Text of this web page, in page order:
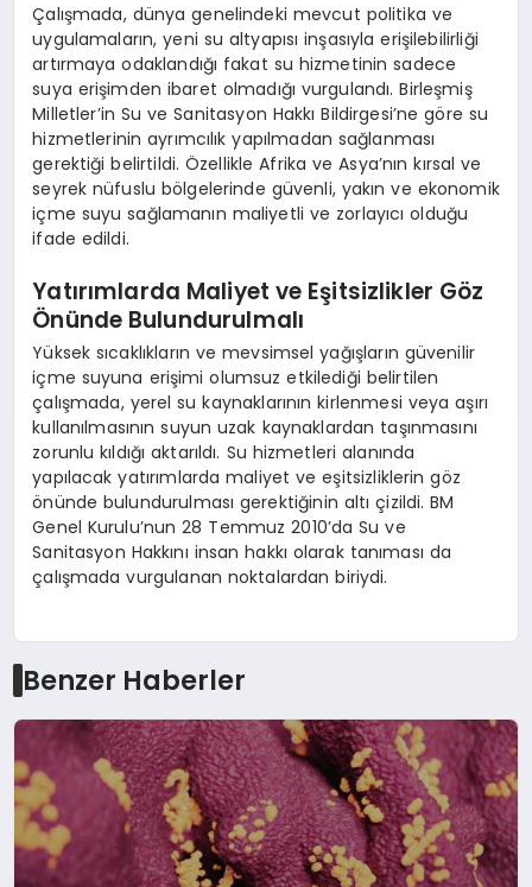
Çalışmada, dünya genelindeki mevcut politika ve
uygulamaların, yeni su altyapısı inşasıyla erişilebilirliği
artırmaya odaklandığı fakat su hizmetinin sadece
suya erişimden ibaret olmadığı vurgulandı. Birleşmiş
Milletler’in Su ve Sanitasyon Hakkı Bildirgesi’ne göre su
hizmetlerinin ayrımcılık yapılmadan sağlanması
gerektiği belirtildi. Özellikle Afrika ve Asya’nın kırsal ve
seyrek nüfuslu bölgelerinde güvenli, yakın ve ekonomik
içme suyu sağlamanın maliyetli ve zorlayıcı olduğu
ifade edildi.
Yatırımlarda Maliyet ve Eşitsizlikler Göz
Önünde Bulundurulmalı
Yüksek sıcaklıkların ve mevsimsel yağışların güvenilir
içme suyuna erişimi olumsuz etkilediği belirtilen
çalışmada, yerel su kaynaklarının kirlenmesi veya aşırı
kullanılmasının suyun uzak kaynaklardan taşınmasını
zorunlu kıldığı aktarıldı. Su hizmetleri alanında
yapılacak yatırımlarda maliyet ve eşitsizliklerin göz
önünde bulundurulması gerektiğinin altı çizildi. BM
Genel Kurulu’nun 28 Temmuz 2010’da Su ve
Sanitasyon Hakkını insan hakkı olarak tanıması da
çalışmada vurgulanan noktalardan biriydi.
Benzer Haberler